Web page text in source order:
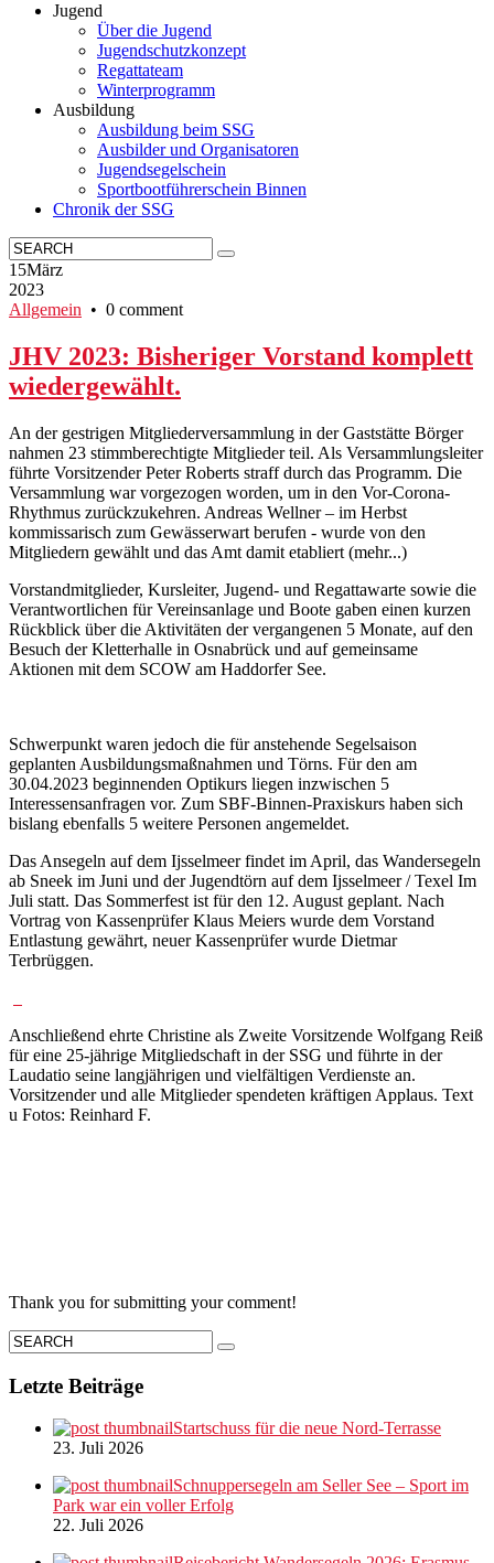
Jugend
Über die Jugend
Jugendschutzkonzept
Regattateam
Winterprogramm
Ausbildung
Ausbildung beim SSG
Ausbilder und Organisatoren
Jugendsegelschein
Sportbootführerschein Binnen
Chronik der SSG
15März
2023
Allgemein • 0 comment
JHV 2023: Bisheriger Vorstand komplett
wiedergewählt.
An der gestrigen Mitgliederversammlung in der Gaststätte Börger
nahmen 23 stimmberechtigte Mitglieder teil. Als Versammlungsleiter
führte Vorsitzender Peter Roberts straff durch das Programm. Die
Versammlung war vorgezogen worden, um in den Vor-Corona-
Rhythmus zurückzukehren. Andreas Wellner – im Herbst
kommissarisch zum Gewässerwart berufen - wurde von den
Mitgliedern gewählt und das Amt damit etabliert (mehr...)
Vorstandmitglieder, Kursleiter, Jugend- und Regattawarte sowie die
Verantwortlichen für Vereinsanlage und Boote gaben einen kurzen
Rückblick über die Aktivitäten der vergangenen 5 Monate, auf den
Besuch der Kletterhalle in Osnabrück und auf gemeinsame
Aktionen mit dem SCOW am Haddorfer See.
Schwerpunkt waren jedoch die für anstehende Segelsaison
geplanten Ausbildungsmaßnahmen und Törns. Für den am
30.04.2023 beginnenden Optikurs liegen inzwischen 5
Interessensanfragen vor. Zum SBF-Binnen-Praxiskurs haben sich
bislang ebenfalls 5 weitere Personen angemeldet.
Das Ansegeln auf dem Ijsselmeer findet im April, das Wandersegeln
ab Sneek im Juni und der Jugendtörn auf dem Ijsselmeer / Texel Im
Juli statt. Das Sommerfest ist für den 12. August geplant. Nach
Vortrag von Kassenprüfer Klaus Meiers wurde dem Vorstand
Entlastung gewährt, neuer Kassenprüfer wurde Dietmar
Terbrüggen.
Anschließend ehrte Christine als Zweite Vorsitzende Wolfgang Reiß
für eine 25-jährige Mitgliedschaft in der SSG und führte in der
Laudatio seine langjährigen und vielfältigen Verdienste an.
Vorsitzender und alle Mitglieder spendeten kräftigen Applaus. Text
u Fotos: Reinhard F.
Thank you for submitting your comment!
Letzte Beiträge
Startschuss für die neue Nord-Terrasse
23. Juli 2026
Schnuppersegeln am Seller See – Sport im
Park war ein voller Erfolg
22. Juli 2026